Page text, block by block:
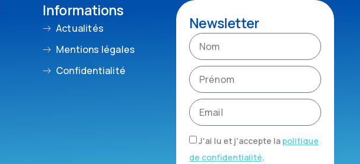
Informations
Actualités
Mentions légales
Confidentialité
Newsletter
J'ai lu et j'accepte la politique
de confidentialité.